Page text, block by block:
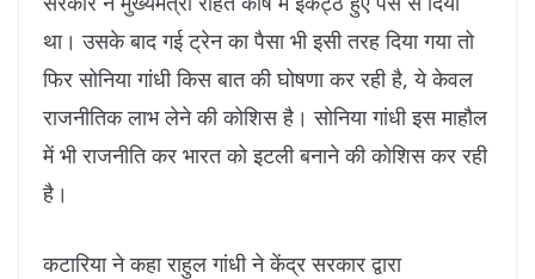
था। उसके बाद गई ट्रेन का पैसा भी इसी तरह दिया गया तो
फिर सोनिया गांधी किस बात की घोषणा कर रही है, ये केवल
राजनीतिक लाभ लेने की कोशिस है। सोनिया गांधी इस माहौल
में भी राजनीति कर भारत को इटली बनाने की कोशिस कर रही
है।
कटारिया ने कहा राहुल गांधी ने केंद्र सरकार द्वारा